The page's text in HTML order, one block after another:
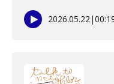
2026.05.22|